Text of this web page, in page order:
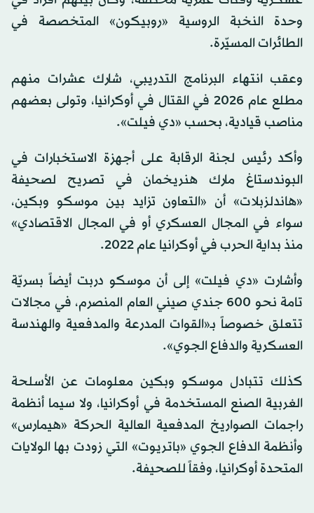
وحدة النخبة الروسية «روبيكون» المتخصصة في
الطائرات المسيّرة.
وعقب انتهاء البرنامج التدريبي، شارك عشرات منهم
مطلع عام 2026 في القتال في أوكرانيا، وتولى بعضهم
مناصب قيادية، بحسب «دي فيلت».
وأكد رئيس لجنة الرقابة على أجهزة الاستخبارات في
البوندستاغ مارك هنريخمان في تصريح لصحيفة
«هاندلزبلات» أن «التعاون تزايد بين موسكو وبكين،
سواء في المجال العسكري أو في المجال الاقتصادي»
منذ بداية الحرب في أوكرانيا عام 2022.
وأشارت «دي فيلت» إلى أن موسكو دربت أيضاً بسريّة
تامة نحو 600 جندي صيني العام المنصرم، في مجالات
تتعلق خصوصاً بـ«القوات المدرعة والمدفعية والهندسة
العسكرية والدفاع الجوي».
كذلك تتبادل موسكو وبكين معلومات عن الأسلحة
الغربية الصنع المستخدمة في أوكرانيا، ولا سيما أنظمة
راجمات الصواريخ المدفعية العالية الحركة «هيمارس»
وأنظمة الدفاع الجوي «باتريوت» التي زودت بها الولايات
المتحدة أوكرانيا، وفقاً للصحيفة.